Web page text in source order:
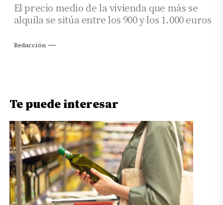
El precio medio de la vivienda que más se
alquila se sitúa entre los 900 y los 1.000 euros
Redacción
Te puede interesar